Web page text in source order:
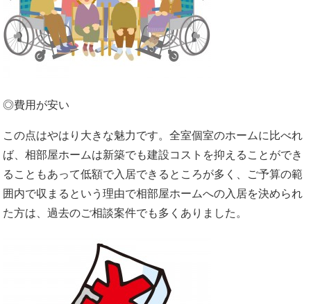
◎費用が安い
この点はやはり大きな魅力です。全室個室のホームに比べれ
ば、相部屋ホームは新築でも建設コストを抑えることができ
ることもあって低額で入居できるところが多く、ご予算の範
囲内で収まるという理由で相部屋ホームへの入居を決められ
た方は、過去のご相談案件でも多くありました。